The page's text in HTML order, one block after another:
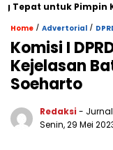
Tepat untuk Pimpin
Home / Advertorial /
Komisi I
Kejelasan
Soeharto
Redaksi -
Senin, 29 Mei